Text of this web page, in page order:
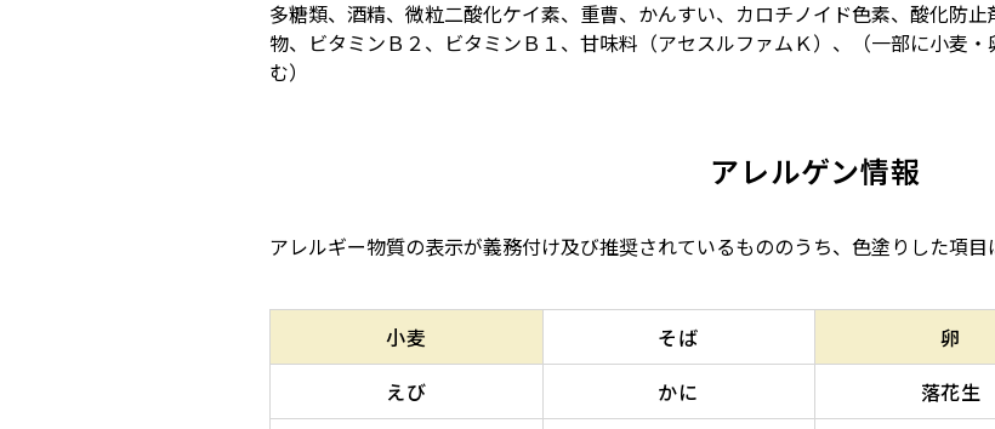
多糖類、酒精、微粒二酸化ケイ素、重曹、かんすい、カロチノイド色素、酸化防
物、ビタミンＢ２、ビタミンＢ１、甘味料（アセスルファムＫ）、（一部に小麦
む）
アレルゲン情報
アレルギー物質の表示が義務付け及び推奨されているもののうち、色塗りした項
小麦 そば 卵
えび
かに 落花生